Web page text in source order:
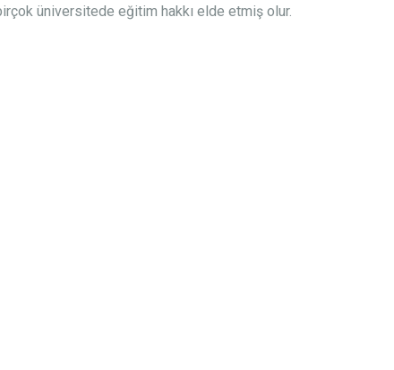
üniversitede eğitim hakkı elde etmiş olur.